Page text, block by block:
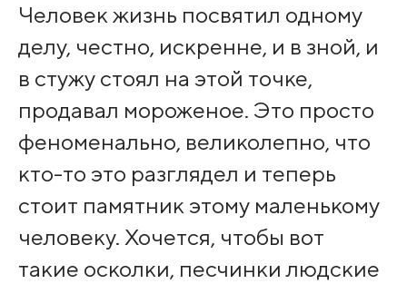
Человек жизнь посвятил одному
делу, честно, искренне, и в зной, и
в стужу стоял на этой точке,
продавал мороженое. Это просто
феноменально, великолепно, что
кто-то это разглядел и теперь
стоит памятник этому маленькому
человеку. Хочется, чтобы вот
такие осколки, песчинки людские